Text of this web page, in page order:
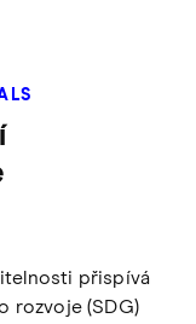
přispívá
rozvoje (SDG)